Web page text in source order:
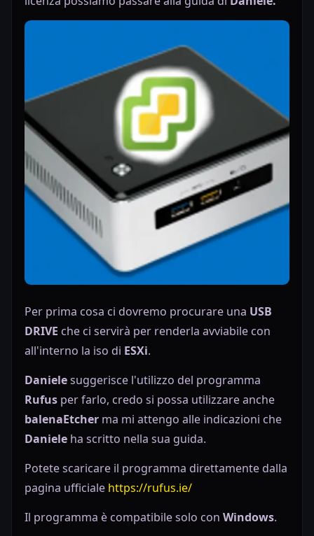
Per prima cosa ci dovremo procurare una USB
DRIVE che ci servirà per renderla avviabile con
all'interno la iso di ESXi.
Danielesuggerisce l'utilizzo del programma
Rufus per farlo, credo si possa utilizzare anche
balenaEtcher ma mi attengo alle indicazioni che
Daniele ha scritto nella sua guida.
Potete scaricare il programma direttamente dalla
pagina ufficiale https://rufus.ie/
Il programma è compatibile solo con Windows.